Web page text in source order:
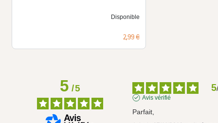
Disponible
Prix
2,99 €
5/5 5
Avis vérifié
Parfait,